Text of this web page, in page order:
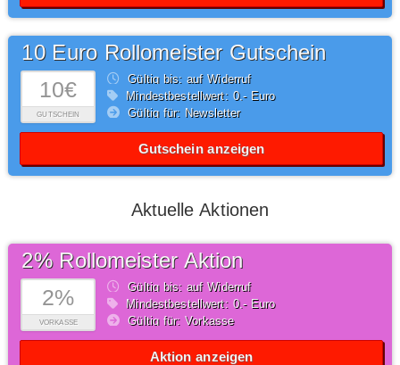
10€
GUTSCHEIN
10 Euro Rollomeister Gutschein
Gültig bis: auf Widerruf
Mindestbestellwert: 0,- Euro
Gültig für: Newsletter
Gutschein anzeigen
Aktuelle Aktionen
2%
VORKASSE
2% Rollomeister Aktion
Gültig bis: auf Widerruf
Mindestbestellwert: 0,- Euro
Gültig für: Vorkasse
Aktion anzeigen